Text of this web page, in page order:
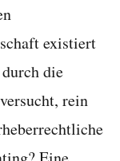
existiert
die
rein